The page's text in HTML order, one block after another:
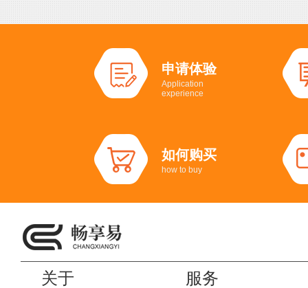
申请体验
Application
experience
如何购买
how to buy
关于 服务